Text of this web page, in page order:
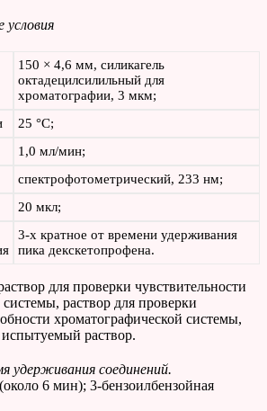
условия
150 × 4,6 мм, силикагель
октадецилсилильный для
хроматографии, 3 мкм;
25 °С;
1,0 мл/мин;
спектрофотометрический, 233 нм;
20 мкл;
3-х кратное от времени удерживания
пика декскетопрофена.
для проверки чувствительности
раствор для проверки
хроматографической системы,
раствор.
удерживания соединений.
6 мин); 3-бензоилбензойная